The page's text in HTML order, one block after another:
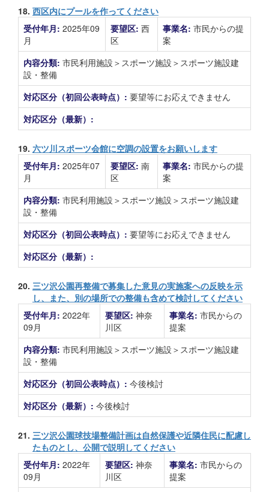
18. 西区内にプールを作ってください
受付年月: 2025年09
月
要望区: 西
区
事業名: 市民からの提
案
内容分類: 市民利用施設＞スポーツ施設＞スポーツ施設建
設・整備
対応区分（初回公表時点）: 要望等にお応えできません
対応区分（最新）:
19. 六ツ川スポーツ会館に空調の設置をお願いします
受付年月: 2025年07
月
要望区: 南
区
事業名: 市民からの提
案
内容分類: 市民利用施設＞スポーツ施設＞スポーツ施設建
設・整備
対応区分（初回公表時点）: 要望等にお応えできません
対応区分（最新）:
20. 三ツ沢公園再整備で募集した意見の実施案への反映を示
し、また、別の場所での整備も含めて検討してください
受付年月: 2022年
09月
要望区: 神奈
川区
事業名: 市民からの
提案
内容分類: 市民利用施設＞スポーツ施設＞スポーツ施設建
設・整備
対応区分（初回公表時点）: 今後検討
対応区分（最新）: 今後検討
21. 三ツ沢公園球技場整備計画は自然保護や近隣住民に配慮し
たものとし、公開で説明してください
受付年月: 2022年
09月
要望区: 神奈
川区
事業名: 市民からの
提案